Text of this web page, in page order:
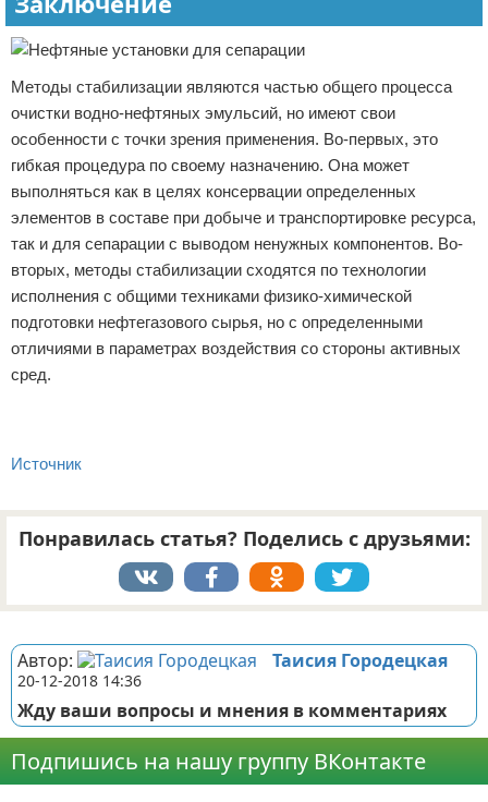
Методы стабилизации являются частью общего процесса
очистки водно-нефтяных эмульсий, но имеют свои
особенности с точки зрения применения. Во-первых, это
гибкая процедура по своему назначению. Она может
выполняться как в целях консервации определенных
элементов в составе при добыче и транспортировке ресурса,
так и для сепарации с выводом ненужных компонентов. Во-
вторых, методы стабилизации сходятся по технологии
исполнения с общими техниками физико-химической
подготовки нефтегазового сырья, но с определенными
отличиями в параметрах воздействия со стороны активных
сред.
Источник
Понравилась статья? Поделись с друзьями:
Автор: Таисия Городецкая
20-12-2018 14:36
Жду ваши вопросы и мнения в комментариях
Подпишись на нашу группу ВКонтакте